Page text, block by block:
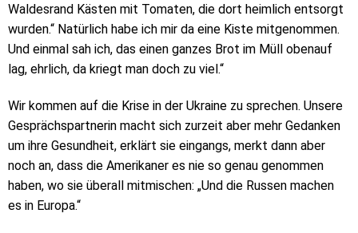
Waldesrand Kästen mit Tomaten, die dort heimlich entsorgt
wurden.“ Natürlich habe ich mir da eine Kiste mitgenommen.
Und einmal sah ich, das einen ganzes Brot im Müll obenauf
lag, ehrlich, da kriegt man doch zu viel.“
Wir kommen auf die Krise in der Ukraine zu sprechen. Unsere
Gesprächspartnerin macht sich zurzeit aber mehr Gedanken
um ihre Gesundheit, erklärt sie eingangs, merkt dann aber
noch an, dass die Amerikaner es nie so genau genommen
haben, wo sie überall mitmischen: „Und die Russen machen
es in Europa.“